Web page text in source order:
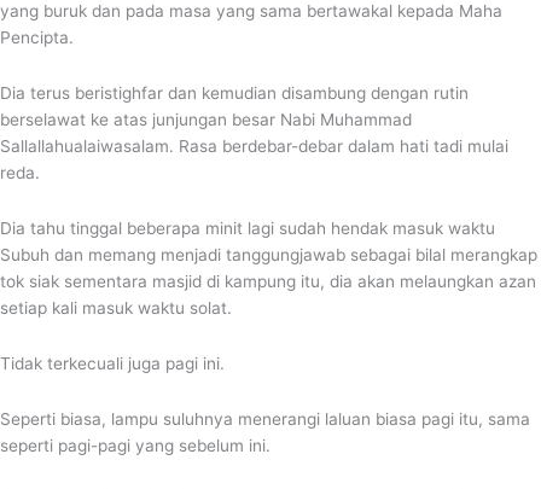
yang buruk dan pada masa yang sama bertawakal kepada Maha
Pencipta.
Dia terus beristighfar dan kemudian disambung dengan rutin
berselawat ke atas junjungan besar Nabi Muhammad
Sallallahualaiwasalam. Rasa berdebar-debar dalam hati tadi mulai
reda.
Dia tahu tinggal beberapa minit lagi sudah hendak masuk waktu
Subuh dan memang menjadi tanggungjawab sebagai bilal merangkap
tok siak sementara masjid di kampung itu, dia akan melaungkan azan
setiap kali masuk waktu solat.
Tidak terkecuali juga pagi ini.
Seperti biasa, lampu suluhnya menerangi laluan biasa pagi itu, sama
seperti pagi-pagi yang sebelum ini.